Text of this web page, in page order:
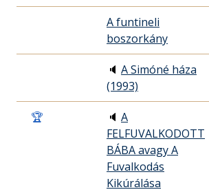
A funtineli
boszorkány
🔈 A Simóné háza
(1993)
🏆 🔈 A
FELFUVALKODOTT
BÁBA avagy A
Fuvalkodás
Kikúrálása